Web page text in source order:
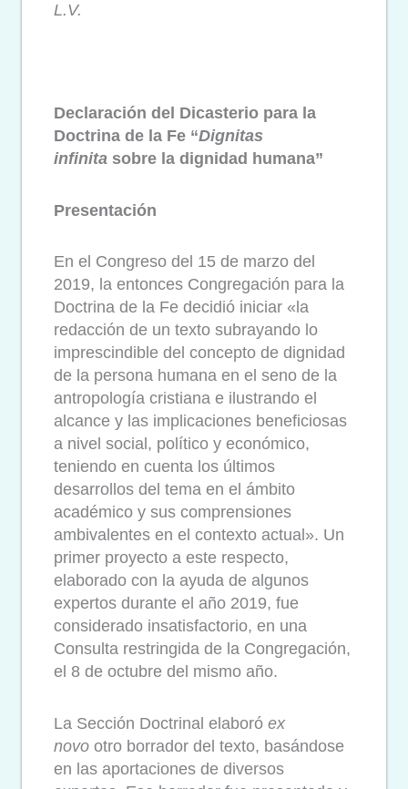
L.V.
Declaración del Dicasterio para la
Doctrina de la Fe “Dignitas
infinita sobre la dignidad humana”
Presentación
En el Congreso del 15 de marzo del
2019, la entonces Congregación para la
Doctrina de la Fe decidió iniciar «la
redacción de un texto subrayando lo
imprescindible del concepto de dignidad
de la persona humana en el seno de la
antropología cristiana e ilustrando el
alcance y las implicaciones beneficiosas
a nivel social, político y económico,
teniendo en cuenta los últimos
desarrollos del tema en el ámbito
académico y sus comprensiones
ambivalentes en el contexto actual». Un
primer proyecto a este respecto,
elaborado con la ayuda de algunos
expertos durante el año 2019, fue
considerado insatisfactorio, en una
Consulta restringida de la Congregación,
el 8 de octubre del mismo año.
La Sección Doctrinal elaboró ex
novo otro borrador del texto, basándose
en las aportaciones de diversos